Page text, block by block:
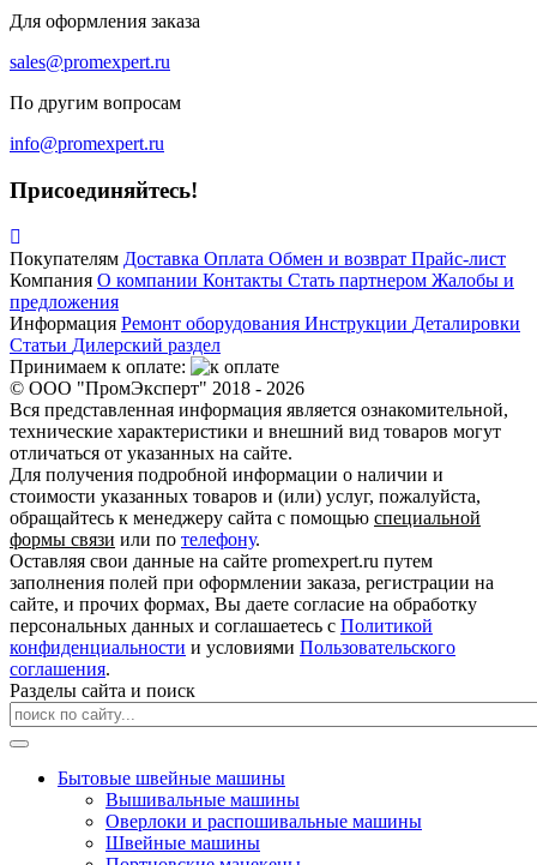
Для оформления заказа
sales@promexpert.ru
По другим вопросам
info@promexpert.ru
Присоединяйтесь!
Покупателям Доставка Оплата Обмен и возврат Прайс-лист
Компания О компании Контакты Стать партнером Жалобы и
предложения
Информация Ремонт оборудования Инструкции Деталировки
Статьи Дилерский раздел
Принимаем к оплате:
© ООО "ПромЭксперт" 2018 - 2026
Вся представленная информация является ознакомительной,
технические характеристики и внешний вид товаров могут
отличаться от указанных на сайте.
Для получения подробной информации о наличии и
стоимости указанных товаров и (или) услуг, пожалуйста,
обращайтесь к менеджеру сайта с помощью специальной
формы связи или по телефону.
Оставляя свои данные на сайте promexpert.ru путем
заполнения полей при оформлении заказа, регистрации на
сайте, и прочих формах, Вы даете согласие на обработку
персональных данных и соглашаетесь с Политикой
конфиденциальности и условиями Пользовательского
соглашения.
Разделы сайта и поиск
Бытовые швейные машины
Вышивальные машины
Оверлоки и распошивальные машины
Швейные машины